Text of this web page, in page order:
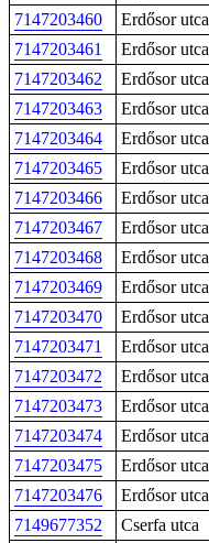
7147203460 Erdősor utca
7147203461
Erdősor utca
7147203462
Erdősor utca
7147203463
Erdősor utca
7147203464
Erdősor utca
7147203465
Erdősor utca
7147203466
Erdősor utca
7147203467
Erdősor utca
7147203468
Erdősor utca
7147203469
Erdősor utca
7147203470
Erdősor utca
7147203471
Erdősor utca
7147203472
Erdősor utca
7147203473
Erdősor utca
7147203474
Erdősor utca
7147203475
Erdősor utca
7147203476
Erdősor utca
7149677352
Cserfa utca